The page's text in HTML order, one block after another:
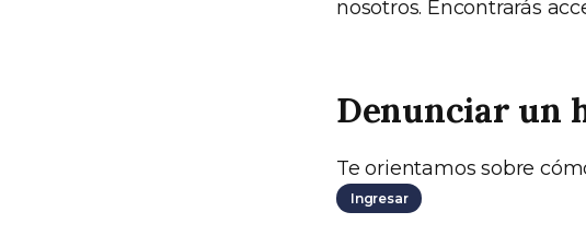
nosotros. Encontrarás
Denunciar un
Te orientamos sobre
Ingresar